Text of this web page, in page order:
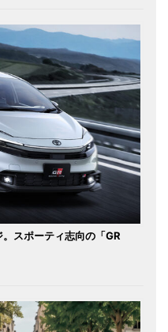
スポーティ志向の「GR